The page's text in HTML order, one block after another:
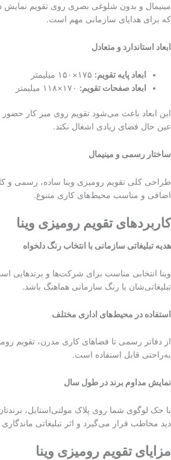
مینیمال و بدون شلوغی بصری روی تقویم نمایش
که برای هدایای سازمانی مهم است.
ابعاد استاندارد و متعادل
ابعاد پایه تقویم:
ابعاد صفحات تقویم:
این ابعاد باعث می‌شود تقویم روی میز کار حضور
عین حال فضای زیادی اشغال نکند.
ساختار رسمی و مینیمال
طراحی کلی تقویم رومیزی وینا ساده، رسمی و
اضافی و مناسب محیط‌های کاری متنوع.
کاربردهای تقویم رومیزی وینا
هدیه تبلیغاتی سازمانی با انتخاب رنگ دلخواه
وینا انتخابی مناسب برای شرکت‌ها و برندهایی
تبلیغاتی‌شان با رنگ سازمانی هماهنگ باشد.
استفاده در محیط‌های اداری مختلف
از دفاتر رسمی تا فضاهای کاری مدرن، تقویم
به‌راحتی قابل استفاده است.
نمایش مداوم برند در طول سال
با حک لوگوی شما روی پلاک مولتی‌استایل،
دید مخاطب قرار می‌گیرد و اثر تبلیغاتی ماندگاری
مزایای تقویم رومیزی وینا